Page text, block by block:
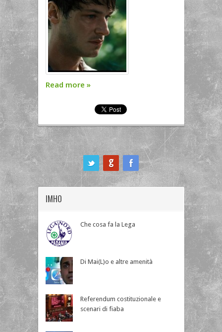
Read more »
IMHO
Che cosa fa la Lega
Di Mai(L)o e altre amenità
Referendum costituzionale e
scenari di fiaba